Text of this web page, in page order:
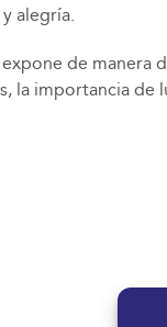
alegría.
de manera
la importancia de